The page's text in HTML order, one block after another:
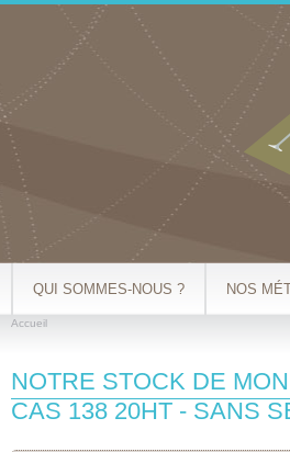
QUI SOMMES-NOUS ? NOS
Accueil
NOTRE STOCK DE
CAS 138 20HT - SANS